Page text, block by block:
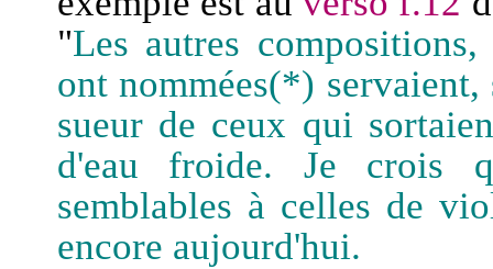
"Les autres
ont nommées(*)
sueur de ceux qui
d'eau froide. Je crois
semblables à celles de
encore aujourd'hui.